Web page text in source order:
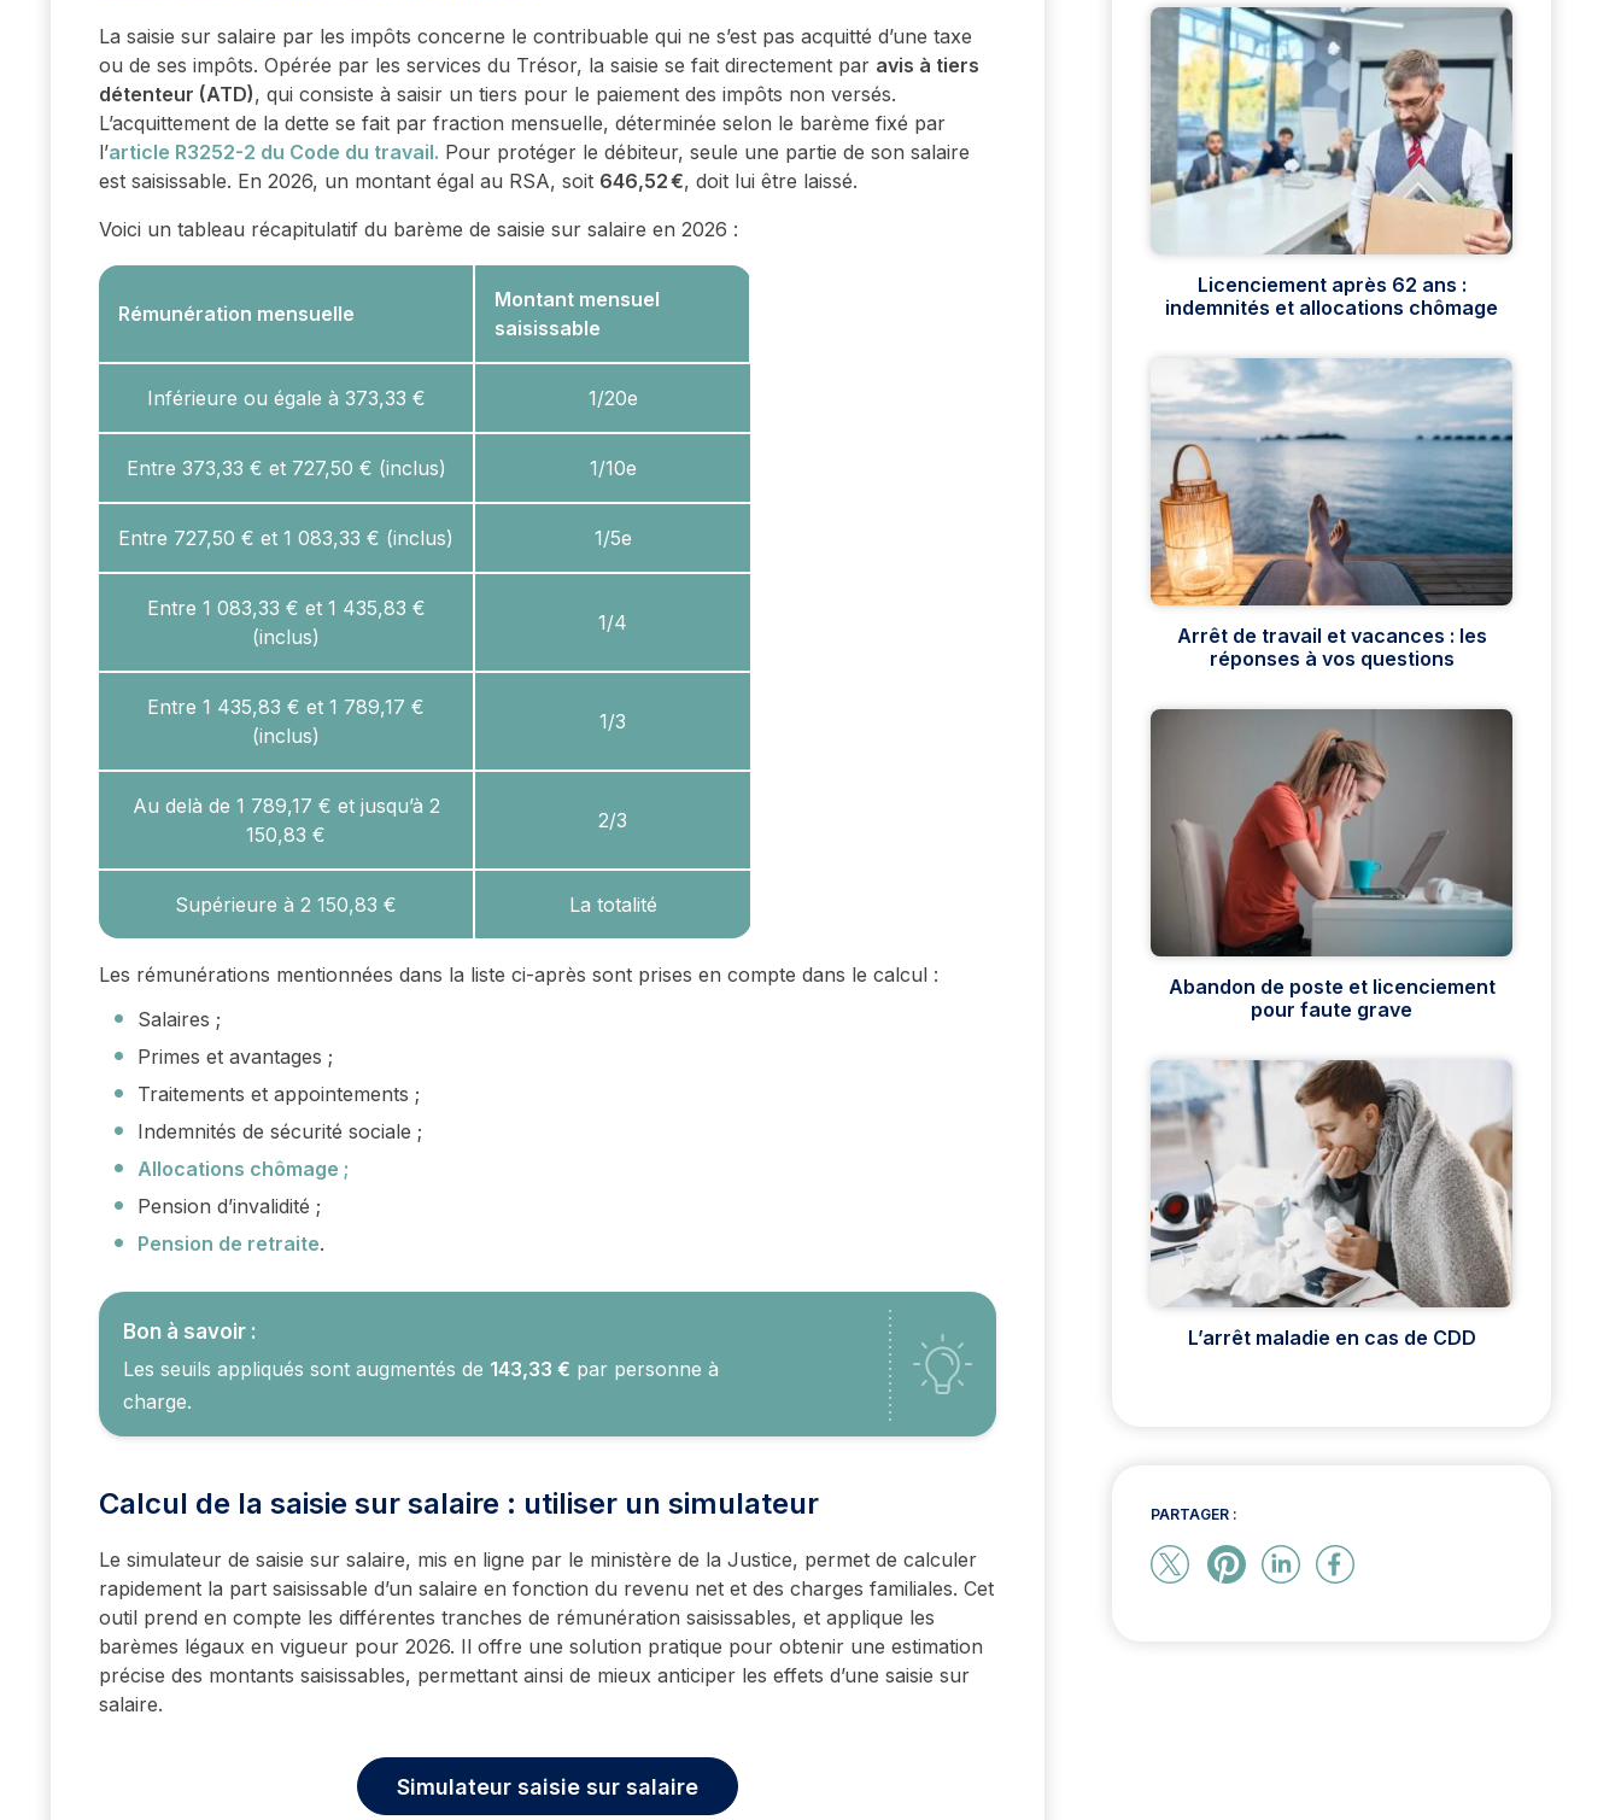
La saisie sur salaire par les impôts concerne le contribuable qui ne s’est pas acquitté d’une taxe
ou de ses impôts. Opérée par les services du Trésor, la saisie se fait directement par avis à tiers
détenteur (ATD), qui consiste à saisir un tiers pour le paiement des impôts non versés.
L’acquittement de la dette se fait par fraction mensuelle, déterminée selon le barème fixé par
l’article R3252-2 du Code du travail. Pour protéger le débiteur, seule une partie de son salaire
est saisissable. En 2026, un montant égal au RSA, soit 646,52 €, doit lui être laissé.
Voici un tableau récapitulatif du barème de saisie sur salaire en 2026 :
Rémunération mensuelle
Montant mensuel
saisissable
Inférieure ou égale à 373,33 € 1/20e
Entre 373,33 € et 727,50 € (inclus) 1/10e
Entre 727,50 € et 1 083,33 € (inclus) 1/5e
Entre 1 083,33 € et 1 435,83 €
(inclus)
1/4
Entre 1 435,83 € et 1 789,17 €
(inclus)
1/3
Au delà de 1 789,17 € et jusqu’à 2
150,83 €
2/3
Supérieure à 2 150,83 € La totalité
Les rémunérations mentionnées dans la liste ci-après sont prises en compte dans le calcul :
Salaires ;
Primes et avantages ;
Traitements et appointements ;
Indemnités de sécurité sociale ;
Allocations chômage ;
Pension d’invalidité ;
Pension de retraite.
Bon à savoir :
Les seuils appliqués sont augmentés de 143,33 € par personne à
charge.
Calcul de la saisie sur salaire : utiliser un simulateur
Le simulateur de saisie sur salaire, mis en ligne par le ministère de la Justice, permet de calculer
rapidement la part saisissable d’un salaire en fonction du revenu net et des charges familiales. Cet
outil prend en compte les différentes tranches de rémunération saisissables, et applique les
barèmes légaux en vigueur pour 2026. Il offre une solution pratique pour obtenir une estimation
précise des montants saisissables, permettant ainsi de mieux anticiper les effets d’une saisie sur
salaire.
Simulateur saisie sur salaire
Licenciement après 62 ans :
indemnités et allocations chômage
Arrêt de travail et vacances : les
réponses à vos questions
Abandon de poste et licenciement
pour faute grave
L’arrêt maladie en cas de CDD
PARTAGER :